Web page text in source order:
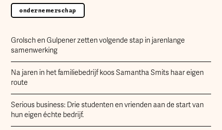
ondernemerschap
Grolsch en Gulpener zetten volgende stap in jarenlange
samenwerking
Na jaren in het familiebedrijf koos Samantha Smits haar eigen
route
Serious business: Drie studenten en vrienden aan de start van
hun eigen échte bedrijf.